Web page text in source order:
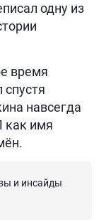
одну из
время
навсегда
как имя
и инсайды